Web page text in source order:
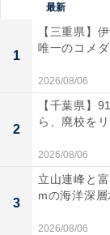
最新
1
【三重県】
唯一のコメ
2026/08/06
2
【千葉県】
ら、廃校を
2026/08/06
3
立山連峰と
mの海洋深層
2026/08/06